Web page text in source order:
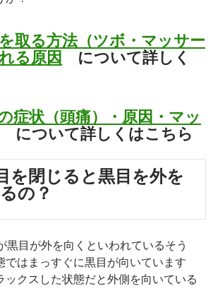
取る方法（ツボ・マッサー
る原因
について詳しく
症状（頭痛）・原因・マッ
について詳しくはこちら
を閉じると黒目を外を
の？
黒目が外を向くといわれているそう
ではまっすぐに黒目が向いています
ックスした状態だと外側を向いている